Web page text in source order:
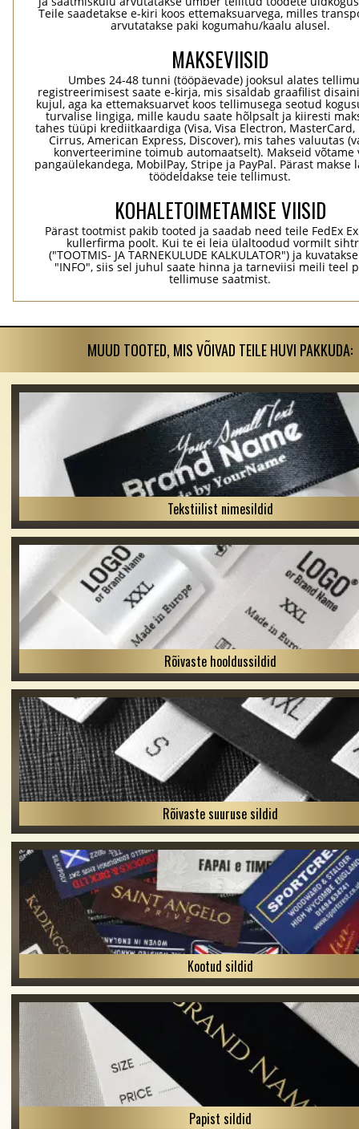
Teile saadetakse e-kiri koos ettemaksuarvega, milles
arvutatakse paki kogumahu/kaalu alusel.
MAKSEVIISID
Umbes 24-48 tunni (tööpäevade) jooksul alates
registreerimisest saate e-kirja, mis sisaldab graafilist
kujul, aga ka ettemaksuarvet koos tellimusega seotud
turvalise lingiga, mille kaudu saate hõlpsalt ja kiiresti
tahes tüüpi krediitkaardiga (Visa, Visa Electron, MasterCard,
Cirrus, American Express, Discover), mis tahes valuutas
konverteerimine toimub automaatselt). Makseid võtame
pangaülekandega, MobilPay, Stripe ja PayPal. Pärast makse
töödeldakse teie tellimust.
KOHALETOIMETAMISE VIISID
Pärast tootmist pakib tooted ja saadab need teile FedEx
kullerfirma poolt. Kui te ei leia ülaltoodud vormilt
("TOOTMIS- JA TARNEKULUDE KALKULATOR") ja
"INFO", siis sel juhul saate hinna ja tarneviisi meili teel
tellimuse saatmist.
MUUD TOOTED, MIS VÕIVAD TEILE HUVI PAKKUDA:
Tekstiilist nimesildid
Rõivaste hooldussildid
Rõivaste suuruse sildid
Kootud sildid
Papist sildid